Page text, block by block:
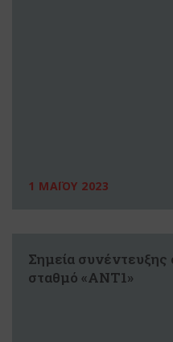
1 ΜΑΪΟΥ 2023
Σημεία συνέντευξης
σταθμό «ΑΝΤ1»